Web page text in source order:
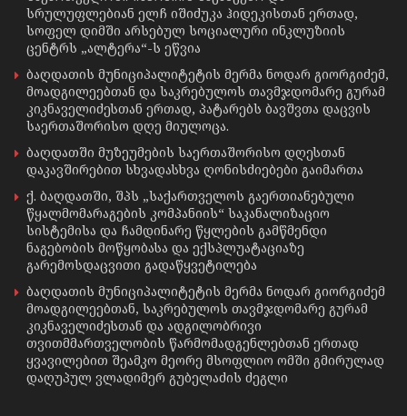
სრულუფლებიან ელჩ იშიძუკა ჰიდეკისთან ერთად,
სოფელ დიმში არსებულ სოციალური ინკლუზიის
ცენტრს „ალტერა“-ს ეწვია
ბაღდათის მუნიციპალიტეტის მერმა ნოდარ გიორგიძემ,
მოადგილეებთან და საკრებულოს თავმჯდომარე გურამ
კიკნაველიძესთან ერთად, პატარებს ბავშვთა დაცვის
საერთაშორისო დღე მიულოცა.
ბაღდათში მუზეუმების საერთაშორისო დღესთან
დაკავშირებით სხვადასხვა ღონისძიებები გაიმართა
ქ. ბაღდათში, შპს „საქართველოს გაერთიანებული
წყალმომარაგების კომპანიის“ საკანალიზაციო
სისტემისა და ჩამდინარე წყლების გამწმენდი
ნაგებობის მოწყობასა და ექსპლუატაციაზე
გარემოსდაცვითი გადაწყვეტილება
ბაღდათის მუნიციპალიტეტის მერმა ნოდარ გიორგიძემ
მოადგილეებთან, საკრებულოს თავმჯდომარე გურამ
კიკნაველიძესთან და ადგილობრივი
თვითმმართველობის წარმომადგენლებთან ერთად
ყვავილებით შეამკო მეორე მსოფლიო ომში გმირულად
დაღუპულ ვლადიმერ გუბელაძის ძეგლი